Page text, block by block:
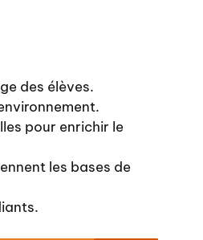
des élèves.
pour enrichir le
les bases de